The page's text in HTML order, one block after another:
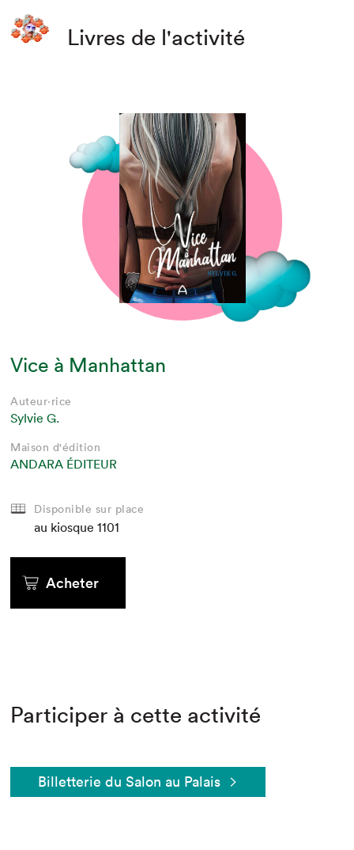
Livres de l'activité
Vice à Manhattan
Auteur·rice
Sylvie G.
Maison d'édition
ANDARA ÉDITEUR
Disponible sur place
au kiosque 1101
Acheter
Participer à cette activité
Billetterie du Salon au Palais